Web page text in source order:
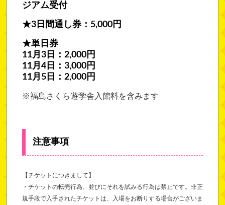
ジアム受付
★3日間通し券：5,000円
★単日券
11月3日：2,000円
11月4日：3,000円
11月5日：2,000円
※福島さくら遊学舎入館料を含みます
注意事項
【チケットにつきまして】
・チケットの転売行為、並びにそれを試みる行為は禁止です。非正
規手段で入手されたチケットは、入場をお断りする場合がございま